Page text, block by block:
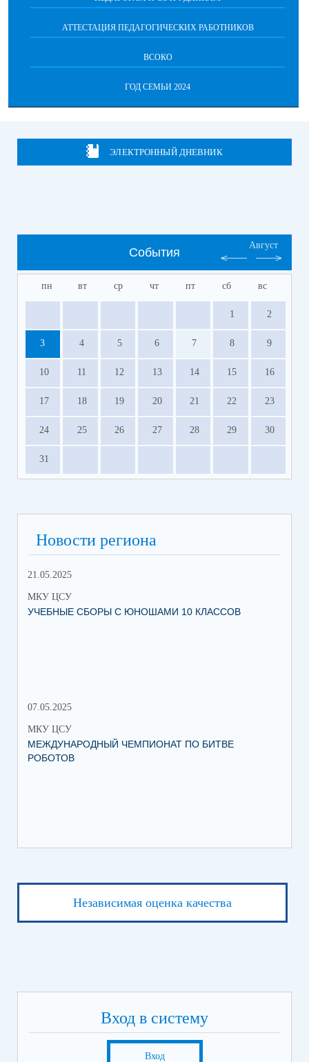
АТТЕСТАЦИЯ ПЕДАГОГИЧЕСКИХ РАБОТНИКОВ
ВСОКО
ГОД СЕМЬИ 2024
ЭЛЕКТРОННЫЙ ДНЕВНИК
События
Август
пн вт ср чт пт сб вс
1 2
3 4 5 6 7 8 9
10 11 12 13 14 15 16
17 18 19 20 21 22 23
24 25 26 27 28 29 30
31
Новости региона
21.05.2025
МКУ ЦСУ
УЧЕБНЫЕ СБОРЫ С ЮНОШАМИ 10 КЛАССОВ
07.05.2025
МКУ ЦСУ
МЕЖДУНАРОДНЫЙ ЧЕМПИОНАТ ПО БИТВЕ
РОБОТОВ
Независимая оценка качества
Вход в систему
Вход